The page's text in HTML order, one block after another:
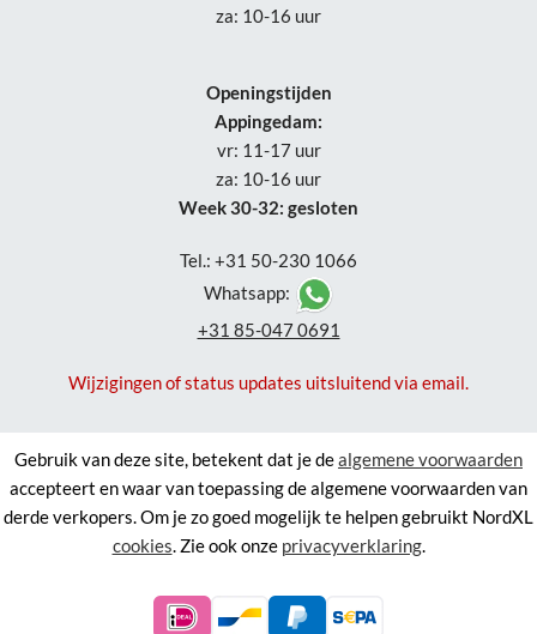
za: 10-16 uur
Openingstijden
Appingedam:
vr: 11-17 uur
za: 10-16 uur
Week 30-32: gesloten
Tel.: +31 50-230 1066
Whatsapp:
+31 85-047 0691
Wijzigingen of status updates uitsluitend via email.
Gebruik van deze site, betekent dat je dealgemene voorwaarden
accepteert en waar van toepassing de algemene voorwaarden van
derde verkopers. Om je zo goed mogelijk te helpen gebruikt NordXL
cookies . Zie ook onze privacyverklaring.